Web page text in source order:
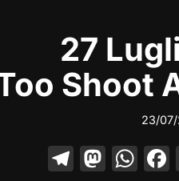
27
Shoot
23/
T M W